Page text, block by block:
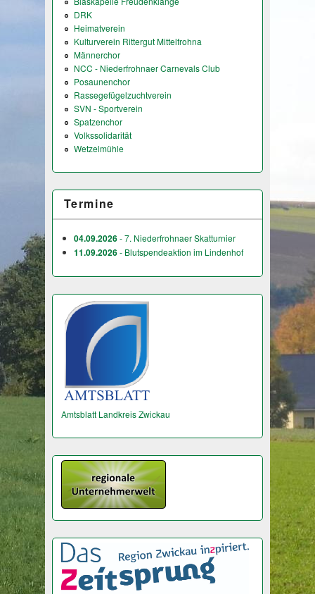
DRK
Heimatverein
Kulturverein Rittergut Mittelfrohna
Männerchor
NCC - Niederfrohnaer Carnevals Club
Posaunenchor
Rassegefügelzuchtverein
SVN - Sportverein
Spatzenchor
Volkssolidarität
Wetzelmühle
Termine
04.09.2026- 7. Niederfrohnaer Skatturnier
11.09.2026- Blutspendeaktion im Lindenhof
Amtsblatt Landkreis Zwickau